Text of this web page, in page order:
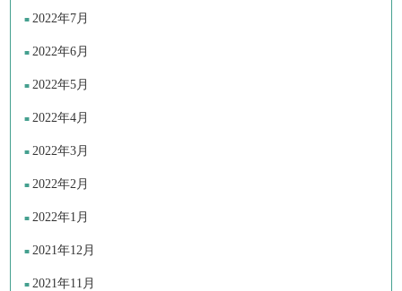
2022年7月
2022年6月
2022年5月
2022年4月
2022年3月
2022年2月
2022年1月
2021年12月
2021年11月